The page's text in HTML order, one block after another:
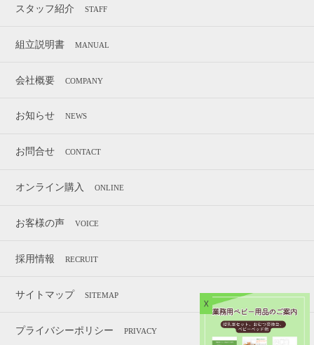
☓
スタッフ紹介 STAFF
組立説明書 MANUAL
会社概要 COMPANY
お知らせ NEWS
お問合せ CONTACT
オンライン購入 ONLINE
お客様の声 VOICE
採用情報 RECRUIT
サイトマップ SITEMAP
プライバシーポリシー PRIVACY